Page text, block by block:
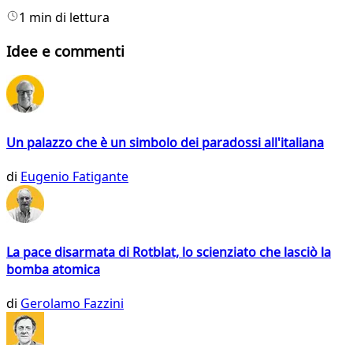
1 min di lettura
Idee e commenti
Un palazzo che è un simbolo dei paradossi all'italiana
di Eugenio Fatigante
La pace disarmata di Rotblat, lo scienziato che lasciò la
bomba atomica
di Gerolamo Fazzini